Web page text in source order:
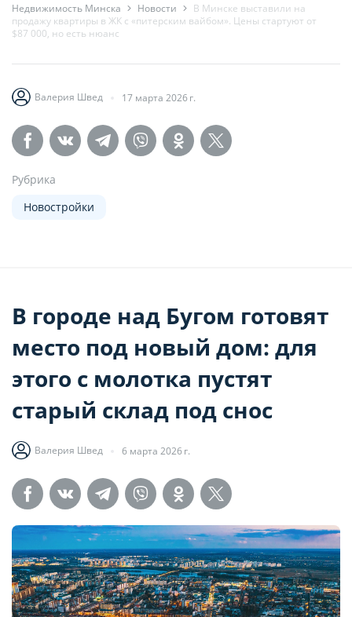
Недвижимость Минска Новости
В Минске выставили на
продажу квартиры в ЖК с «питерским вайбом». Цены стартуют от
$87 000, но есть нюанс
Валерия Швед 17 марта 2026 г.
Рубрика
Новостройки
В городе над Бугом готовят
место под новый дом: для
этого с молотка пустят
старый склад под снос
Валерия Швед 6 марта 2026 г.